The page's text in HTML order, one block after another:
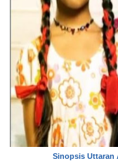
Sinopsis Uttaran